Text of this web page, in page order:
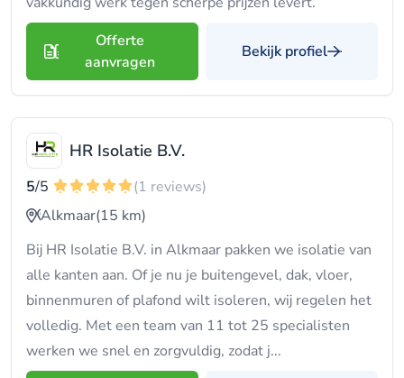
Offerte
aanvragen
Bekijk profiel
HR Isolatie B.V.
5/5
(1 reviews)
Alkmaar(15 km)
Bij HR Isolatie B.V. in Alkmaar pakken we isolatie van
alle kanten aan. Of je nu je buitengevel, dak, vloer,
binnenmuren of plafond wilt isoleren, wij regelen het
volledig. Met een team van 11 tot 25 specialisten
werken we snel en zorgvuldig, zodat j...